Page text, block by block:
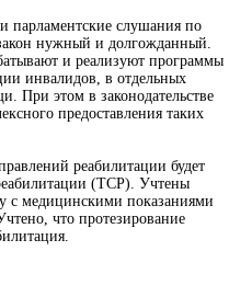
парламентские слушания по
нужный и долгожданный.
и реализуют программы
инвалидов, в отдельных
При этом в законодательстве
предоставления таких
реабилитации будет
(ТСР). Учтены
с медицинскими показаниями
что протезирование